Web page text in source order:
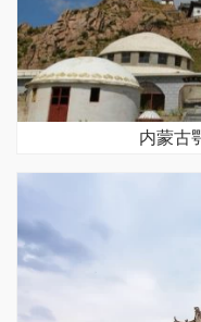
内蒙古